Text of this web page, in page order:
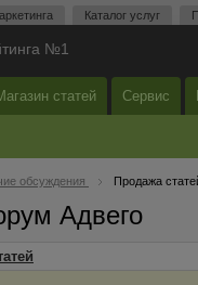
Каталог услуг
№1
статей Сервис
обсуждения Продажа
Адвего